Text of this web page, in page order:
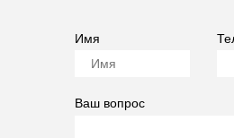
Имя
Ваш вопрос